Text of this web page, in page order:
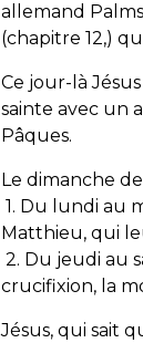
allemand
(chapitre 12,)
Ce jour-là
sainte avec un
Pâques.
Le dimanche
1. Du lundi au
Matthieu, qui
2. Du jeudi au
crucifixion, la
Jésus, qui sait